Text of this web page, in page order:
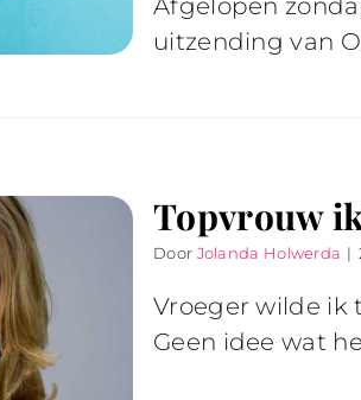
Afgelopen
uitzending van
Topvrouw
Door Jolanda Holwerda |
Vroeger wilde ik
Geen idee wat